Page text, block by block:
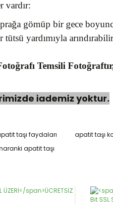
vardır:
gömüp bir gece
yardımıyla
Temsili
iademiz yoktur.
bilgisi, resim, ürün
için teşekkür ederiz.
hatalar bulunuyor.
taşı faydaları apatit taşı
apatit taşı